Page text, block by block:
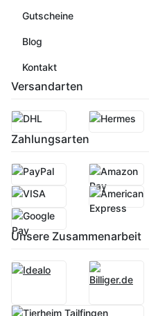
Gutscheine
Blog
Kontakt
Versandarten
Zahlungsarten
Unsere Zusammenarbeit